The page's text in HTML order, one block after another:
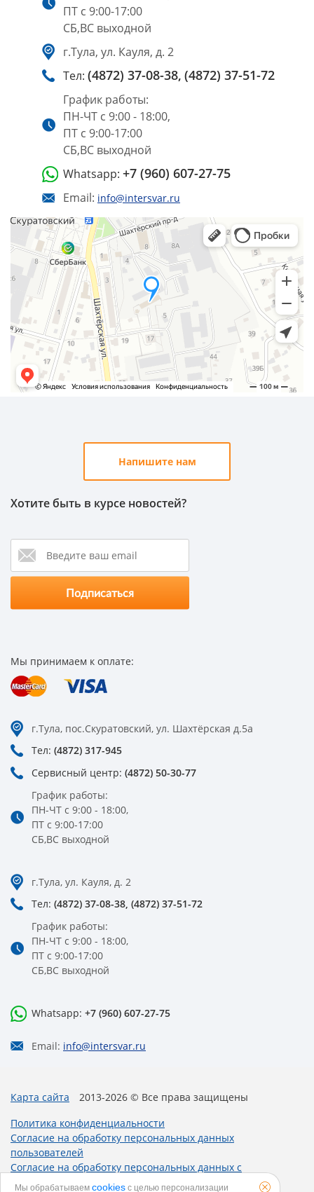
ПТ с 9:00-17:00
СБ,ВС выходной
г.Тула, ул. Кауля, д. 2
Тел: (4872) 37-08-38, (4872) 37-51-72
График работы:
ПН-ЧТ с 9:00 - 18:00,
ПТ с 9:00-17:00
СБ,ВС выходной
Whatsapp: +7 (960) 607-27-75
Email: info@intersvar.ru
Напишите нам
Хотите быть в курсе новостей?
Мы принимаем к оплате:
г.Тула, пос.Скуратовский, ул. Шахтёрская д.5а
Тел: (4872) 317-945
Сервисный центр: (4872) 50-30-77
График работы:
ПН-ЧТ с 9:00 - 18:00,
ПТ с 9:00-17:00
СБ,ВС выходной
г.Тула, ул. Кауля, д. 2
Тел: (4872) 37-08-38, (4872) 37-51-72
График работы:
ПН-ЧТ с 9:00 - 18:00,
ПТ с 9:00-17:00
СБ,ВС выходной
Whatsapp: +7 (960) 607-27-75
Email: info@intersvar.ru
Карта сайта
2013-2026 © Все права защищены
Политика конфиденциальности
Согласие на обработку персональных данных
пользователей
Согласие на обработку персональных данных с
использованием метрических программ
Мы обрабатываем cookies с целью персонализации